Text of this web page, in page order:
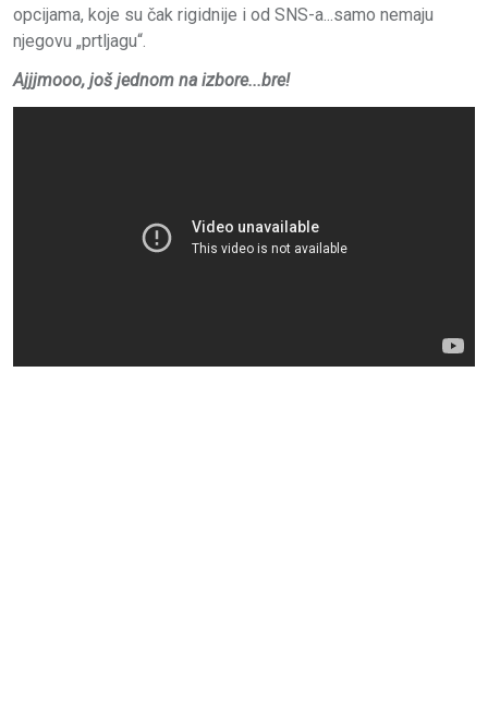
opcijama, koje su čak rigidnije i od SNS-a...samo nemaju
njegovu „prtljagu“.
Ajjjmooo, još jednom na izbore...bre!